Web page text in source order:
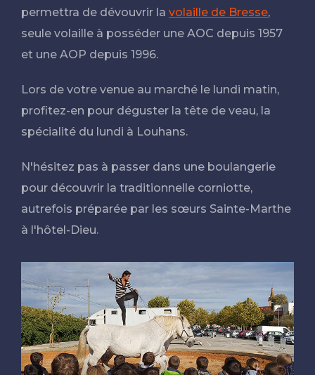
permettra de dévouvrir la volaille de Bresse,
seule volaille à posséder une AOC depuis 1957
et une AOP depuis 1996.
Lors de votre venue au marché le lundi matin,
profitez-en pour déguster la tête de veau, la
spécialité du lundi à Louhans.
N'hésitez pas à passer dans une boulangerie
pour découvrir la traditionnelle corniotte,
autrefois préparée par les sœurs Sainte-Marthe
à l'hôtel-Dieu.